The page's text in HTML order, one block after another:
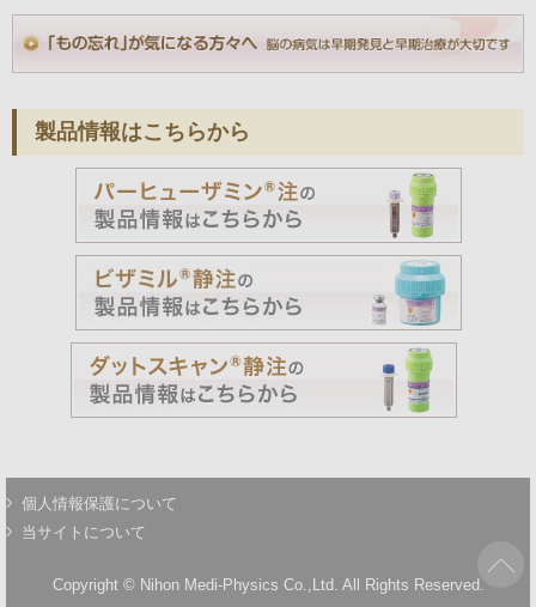
製品情報はこちらから
Side
Menu
個人情報保護について
当サイトについて
Copyright © Nihon Medi-Physics Co.,Ltd. All Rights Reserved.